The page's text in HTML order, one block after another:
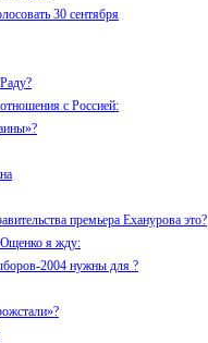
30 сентября
с Россией:
премьера Еханурова это?
Ющенко я жду:
2004 нужны для ?